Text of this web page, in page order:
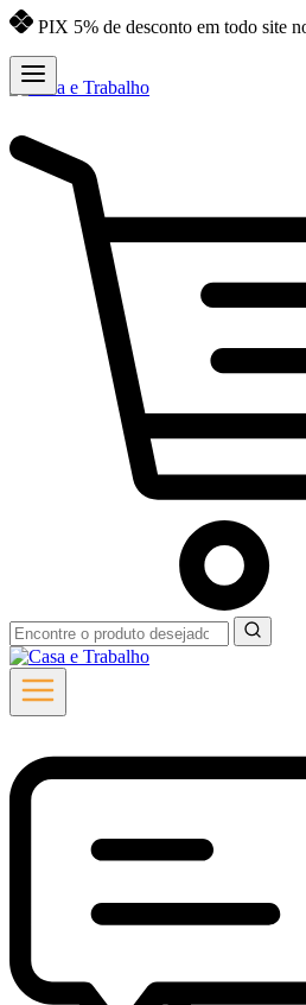
PIX 5% de desconto em todo site